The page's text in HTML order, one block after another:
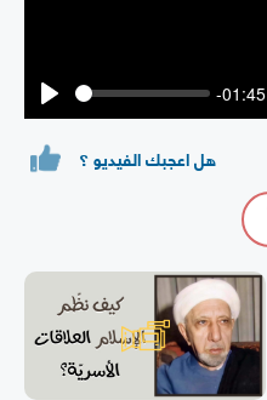
Play
-01:45
هل اعجبك الفيديو ؟